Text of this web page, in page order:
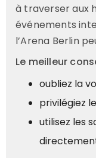
à traverser aux
événements
l’Arena Berlin
Le meilleur
oubliez la
privilégiez
utilisez les